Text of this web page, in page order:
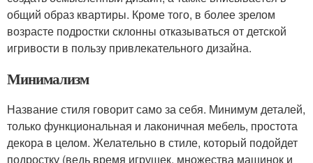
общий образ квартиры. Кроме того, в более зрелом
возрасте подростки склонны отказываться от детской
игривости в пользу привлекательного дизайна.
Минимализм
Название стиля говорит само за себя. Минимум деталей,
только функциональная и лаконичная мебель, простота
декора в целом. Желательно в стиле, который подойдет
подростку (ведь время игрушек, множества машинок и